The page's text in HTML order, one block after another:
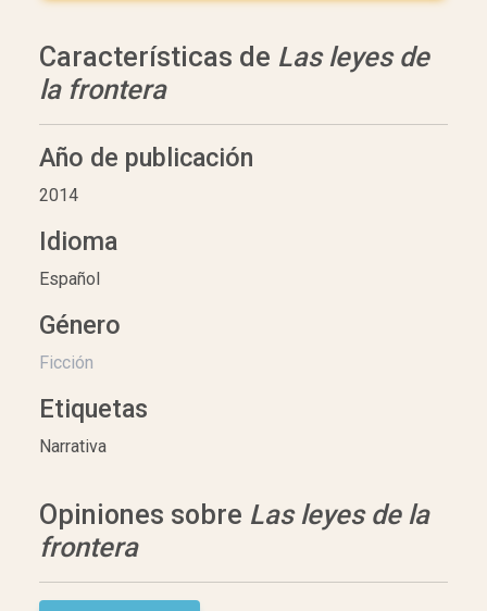
Características de Las leyes de
la frontera
Año de publicación
2014
Idioma
Español
Género
Ficción
Etiquetas
Narrativa
Opiniones sobre Las leyes de la
frontera